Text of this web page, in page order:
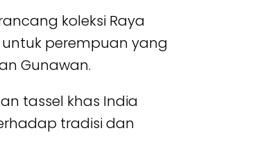
koleksi Raya
perempuan yang
Gunawan.
tassel khas India
tradisi dan